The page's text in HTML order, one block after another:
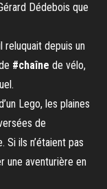
Dédebois que
reluquait depuis un
#chaîne de vélo,
Lego, les plaines
de
Si ils n’étaient pas
une aventurière en